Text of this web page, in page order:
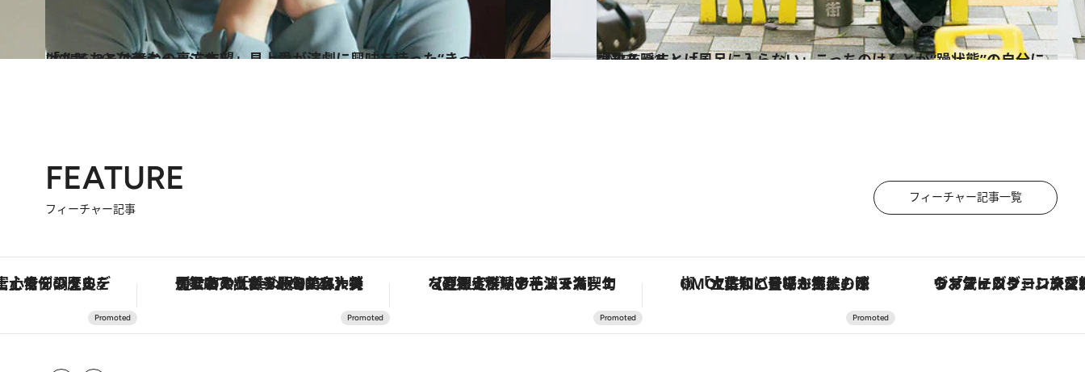
2025.5.10
「もともとは舞台の裏方志望」見上愛が演劇に興味を持った“きっかけ”は、2.5次元ミュージカル
カルチャー 2025.6.21
「靴を隠す」「風呂に入らない」こっちのけんとが“躁状態”の自分に課すルールとは
カルチャー
FEATURE
フィーチャー記事
フィーチャー記事一覧
タルデトックス。冨士信仰の歴史を辿り、心身を調える。 【銀座で出合う最旬美容】美髪ケアや上質な眠り…セルフケアのアップデートから、特別な名入れギフトまで。大人のための「ReFa GINZA」クルーズ 【夏限定ディナーコース】旬を迎える稚鮎や花ズッキーニなどをイタリア・トスカーナの郷土料理の手法で満喫！ 「土佐和ハーブかき氷」がOMO7高知に登場！生姜、山椒、大葉など目にも舌にも涼を呼ぶ郷土の味